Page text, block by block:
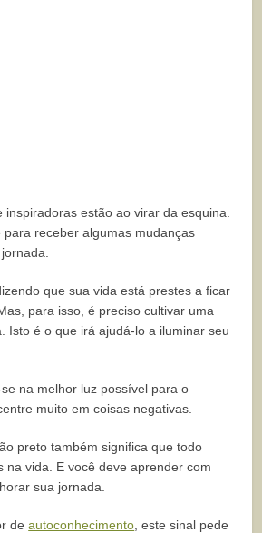
inspiradoras estão ao virar da esquina.
para receber algumas mudanças
que sua vida está prestes a ficar
para isso, é preciso cultivar uma
Isto é o que irá ajudá-lo a iluminar seu
na melhor luz possível para o
muito em coisas negativas.
preto também significa que todo
na vida. E você deve aprender com
sua jornada.
deautoconhecimento , este sinal pede